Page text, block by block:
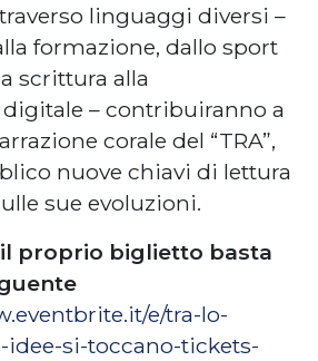
linguaggi diversi –
formazione, dallo sport
scrittura alla
– contribuiranno a
corale del “TRA”,
nuove chiavi di lettura
sue evoluzioni.
proprio biglietto basta
e/tra-lo-
si-toccano-tickets-